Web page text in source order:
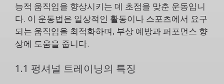
능적 움직임을 향상시키는 데 초점을 맞춘 운동입니
다. 이 운동법은 일상적인 활동이나 스포츠에서 요구
되는 움직임을 최적화하며, 부상 예방과 퍼포먼스 향
상에 도움을 줍니다.
1.1 펑셔널 트레이닝의 특징